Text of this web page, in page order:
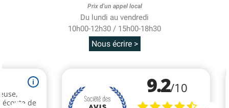
Prix d'un appel local
Du lundi au vendredi
10h00-12h30 / 15h00-18h30
Nous écrire >